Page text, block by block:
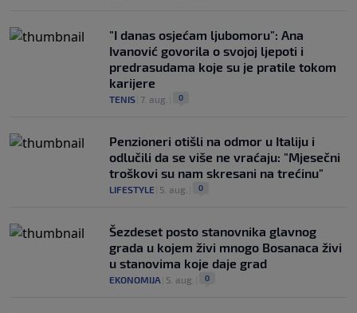
"I danas osjećam ljubomoru": Ana
Ivanović govorila o svojoj ljepoti i
predrasudama koje su je pratile tokom
karijere
TENIS 7. aug. 0
Penzioneri otišli na odmor u Italiju i
odlučili da se više ne vraćaju: "Mjesečni
troškovi su nam skresani na trećinu"
LIFESTYLE 5. aug. 0
Šezdeset posto stanovnika glavnog
grada u kojem živi mnogo Bosanaca živi
u stanovima koje daje grad
EKONOMIJA 5. aug. 0